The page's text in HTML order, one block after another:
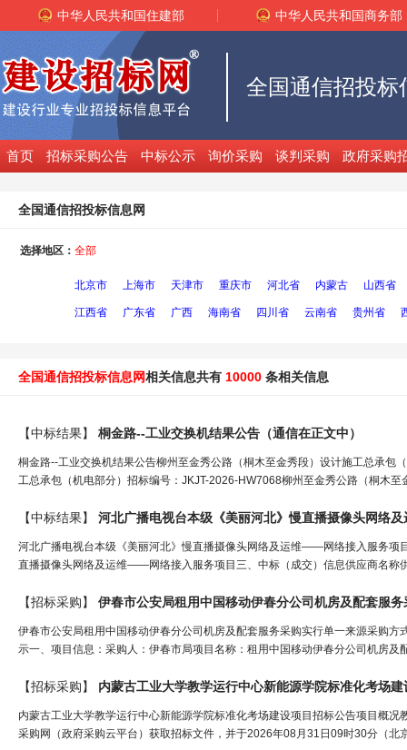
中华人民共和国住建部 中华人民共和国商务部
全国通信招投标
首页 招标采购公告 中标公示 询价采购 谈判采购 政府采购
全国通信招投标信息网
选择地区： 全部
北京市 上海市 天津市 重庆市 河北省 内蒙古 山西省
江西省 广东省 广西 海南省 四川省 云南省 贵州省
全国通信招投标信息网相关信息共有 10000 条相关信息
【中标结果】 桐金路--工业交换机结果公告（通信在正文中）
桐金路--工业交换机结果公告柳州至金秀公路（桐木至金秀段）设计施工总承
工总承包（机电部分）招标编号：JKJT-2026-HW7068柳州至金秀公路（桐木
【中标结果】
河北广播电视台本级《美丽河北》慢直播摄像头网络及运维——网络接入服务
直播摄像头网络及运维——网络接入服务项目三、中标（成交）信息供应商名称
【招标采购】 伊春市公安局租用中国移动伊春分公司机房及配套服
伊春市公安局租用中国移动伊春分公司机房及配套服务采购实行单一来源采购
示一、项目信息：采购人：伊春市局项目名称：租用中国移动伊春分公司机房及
【招标采购】 内蒙古工业大学教学运行中心新能源学院标准化考场
内蒙古工业大学教学运行中心新能源学院标准化考场建设项目招标公告项目概
采购网（政府采购云平台）获取招标文件，并于2026年08月31日09时30分（北